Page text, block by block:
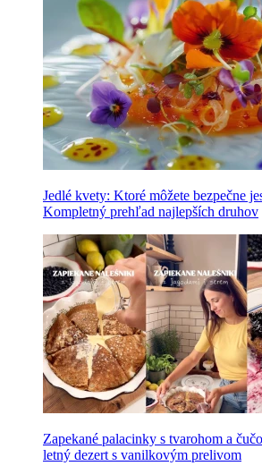
Jedlé kvety: Ktoré môžete bezpečne
Kompletný prehľad najlepších druhov
Zapekané palacinky s tvarohom a
letný dezert s vanilkovým prelivom